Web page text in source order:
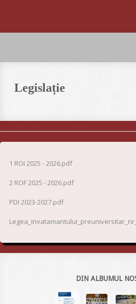
Legislație
1 ROI 2025 - 2026.pdf
2 ROF 2025 - 2026.pdf
PDI 2023-2027.pdf
DIN ALBUMUL